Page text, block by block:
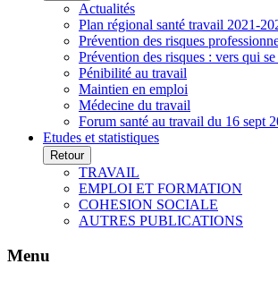
Actualités
Plan régional santé travail 2021-
Prévention des risques
Prévention des risques : vers qui
Pénibilité au travail
Maintien en emploi
Médecine du travail
Forum santé au travail du 16 sept
Etudes et statistiques
Retour
TRAVAIL
EMPLOI ET FORMATION
COHESION SOCIALE
AUTRES PUBLICATIONS
Menu